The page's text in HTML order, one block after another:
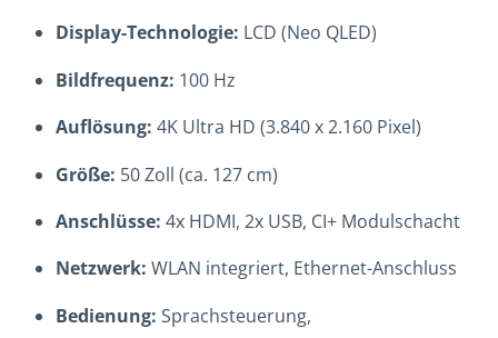
Display-Technologie: LCD (Neo QLED)
Bildfrequenz: 100 Hz
Auflösung: 4K Ultra HD (3.840 x 2.160 Pixel)
Größe: 50 Zoll (ca. 127 cm)
Anschlüsse: 4x HDMI, 2x USB, CI+ Modulschacht
Netzwerk: WLAN integriert, Ethernet-Anschluss
Bedienung: Sprachsteuerung,